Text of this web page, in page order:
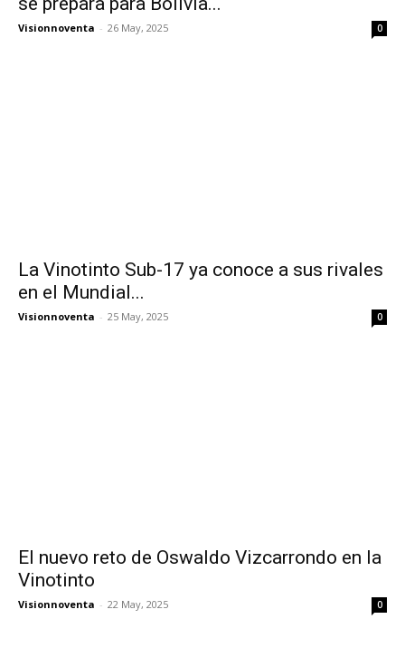
Visionnoventa - 26 May, 2025 0
La Vinotinto Sub-17 ya conoce a sus rivales
en el Mundial...
Visionnoventa - 25 May, 2025 0
El nuevo reto de Oswaldo Vizcarrondo en la
Vinotinto
Visionnoventa - 22 May, 2025 0